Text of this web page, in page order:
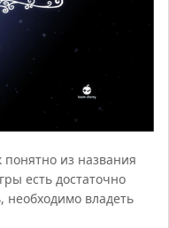
понятно из названия
есть достаточно
необходимо владеть